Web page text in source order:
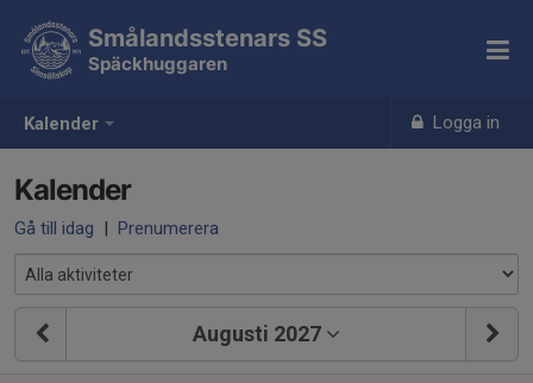
Kalender Logga in
Smålandsstenars SS
Späckhuggaren
Kalender
Gå till idag | Prenumerera
Augusti 2027